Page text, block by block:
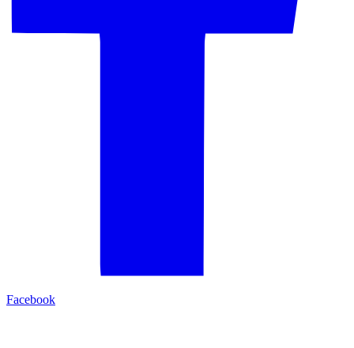
Facebook